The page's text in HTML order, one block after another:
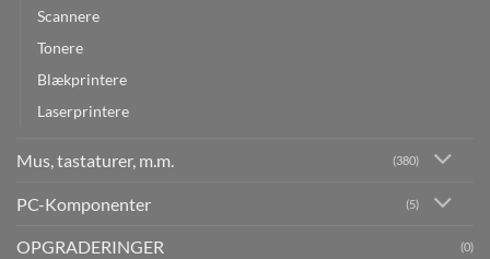
Scannere
Tonere
Blækprintere
Laserprintere
Mus, tastaturer, m.m. (380)
PC-Komponenter (5)
OPGRADERINGER (0)